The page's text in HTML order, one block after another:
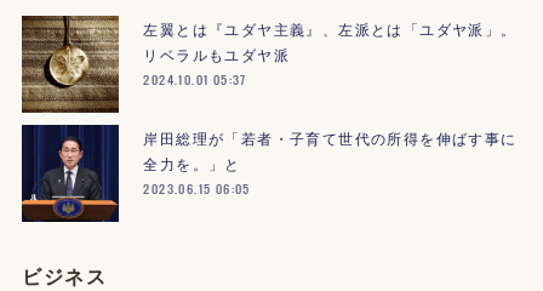
左翼とは『ユダヤ主義』、左派とは「ユダヤ派」。
リベラルもユダヤ派
2024.10.01 05:37
岸田総理が「若者・子育て世代の所得を伸ばす事に
全力を。」と
2023.06.15 06:05
ビジネス